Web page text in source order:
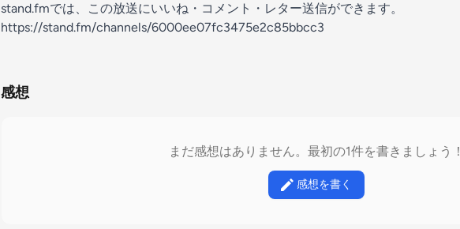
stand.fmでは、この放送にいいね・コメント・レター送信ができます。
https://stand.fm/channels/6000ee07fc3475e2c85bbcc3
感想
まだ感想はありません。最初の1件を書きましょう！
感想を書く